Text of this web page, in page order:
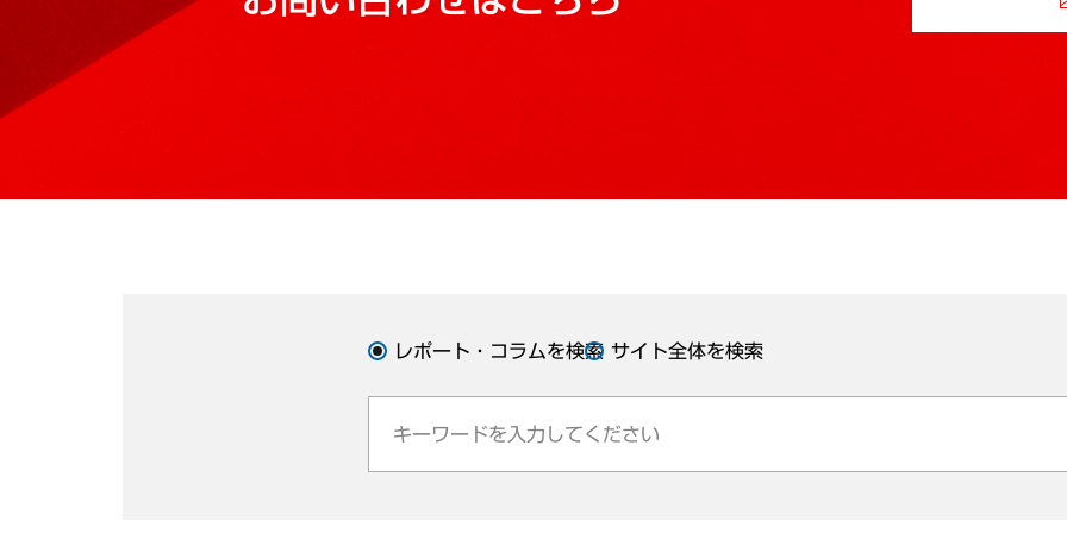
レポート・コラムを検索 サイト全体を検索